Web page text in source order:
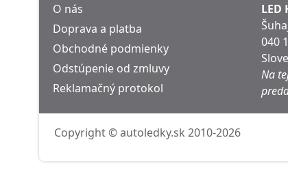
O nás
Doprava a platba
Obchodné podmienky
Odstúpenie od zmluvy
Reklamačný protokol
LED
040
Na
Copyright © autoledky.sk 2010-2026